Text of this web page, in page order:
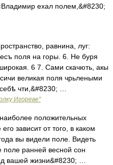
ехал полем,&#8230;
равнина, луг:
поля на горы. 6. Не буря
6 7. Сами скачють, акы
великая поля чрьлеными
чти,&#8230; …
Игореве"
положительных
зависит от того, в каком
вы видели поле. Видеть
поле ранней весной сон
вашей жизни&#8230; …